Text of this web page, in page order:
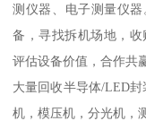
测仪器、电子测量仪器
备，寻找拆机场地，收
评估设备价值，合作共
大量回收半导体/LED
机，模压机，分光机，